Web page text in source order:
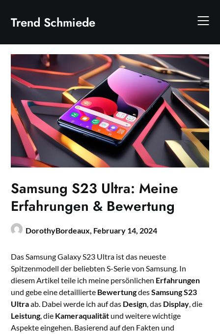
content
Trend Schmiede
Samsung S23 Ultra: Meine
Erfahrungen & Bewertung
DorothyBordeaux, February 14, 2024
Das Samsung Galaxy S23 Ultra ist das neueste
Spitzenmodell der beliebten S-Serie von Samsung. In
diesem Artikel teile ich meine persönlichen Erfahrungen
und gebe eine detaillierte BewertungdesSamsung S23
Ultraab. Dabei werde ich auf das Design, das Display, die
Leistung, die Kameraqualität und weitere wichtige
Aspekte eingehen. Basierend auf den Fakten und